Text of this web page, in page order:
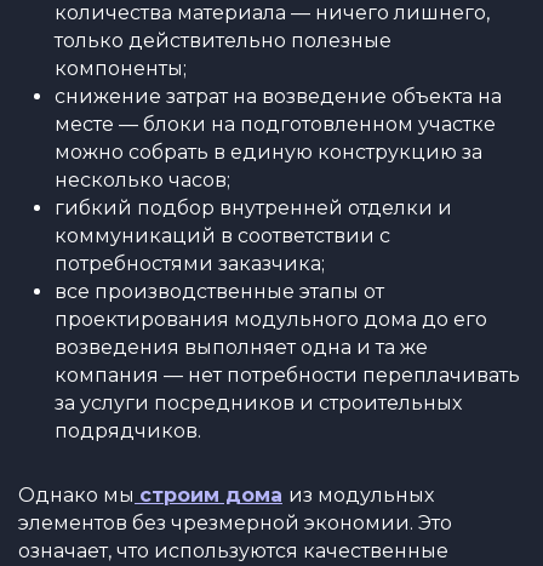
количества материала — ничего лишнего,
только действительно полезные
компоненты;
снижение затрат на возведение объекта на
месте — блоки на подготовленном участке
можно собрать в единую конструкцию за
несколько часов;
гибкий подбор внутренней отделки и
коммуникаций в соответствии с
потребностями заказчика;
все производственные этапы от
проектирования модульного дома до его
возведения выполняет одна и та же
компания — нет потребности переплачивать
за услуги посредников и строительных
подрядчиков.
Однако мы строим дома из модульных
элементов без чрезмерной экономии. Это
означает, что используются качественные